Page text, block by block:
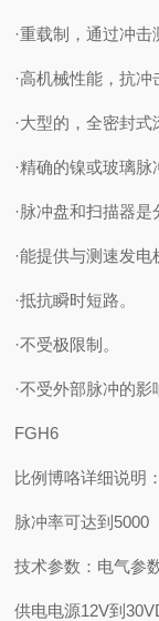
·重载制，通过冲击
·高机械性能，抗冲
·大型的，全密封式
·精确的镍或玻璃脉
·脉冲盘和扫描器是
·能提供与测速发电
·抵抗瞬时短路。
·不受极限制。
·不受外部脉冲的影
FGH6
比例博咯详细说明
脉冲率可达到5000
技术参数：电气参
供电电源12V到